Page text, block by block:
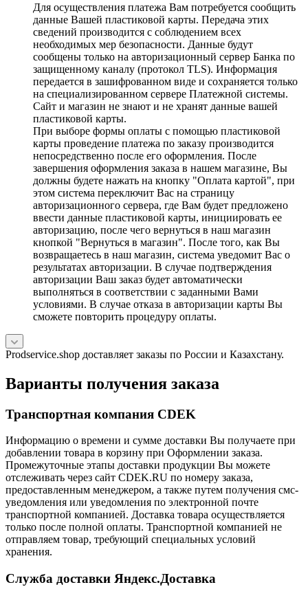
Для осуществления платежа Вам потребуется сообщить
данные Вашей пластиковой карты. Передача этих
сведений производится с соблюдением всех
необходимых мер безопасности. Данные будут
сообщены только на авторизационный сервер Банка по
защищенному каналу (протокол TLS). Информация
передается в зашифрованном виде и сохраняется только
на специализированном сервере Платежной системы.
Сайт и магазин не знают и не хранят данные вашей
пластиковой карты.
При выборе формы оплаты с помощью пластиковой
карты проведение платежа по заказу производится
непосредственно после его оформления. После
завершения оформления заказа в нашем магазине, Вы
должны будете нажать на кнопку "Оплата картой", при
этом система переключит Вас на страницу
авторизационного сервера, где Вам будет предложено
ввести данные пластиковой карты, инициировать ее
авторизацию, после чего вернуться в наш магазин
кнопкой "Вернуться в магазин". После того, как Вы
возвращаетесь в наш магазин, система уведомит Вас о
результатах авторизации. В случае подтверждения
авторизации Ваш заказ будет автоматически
выполняться в соответствии с заданными Вами
условиями. В случае отказа в авторизации карты Вы
сможете повторить процедуру оплаты.
Prodservice.shop доставляет заказы по России и Казахстану.
Варианты получения заказа
Транспортная компания CDEK
Информацию о времени и сумме доставки Вы получаете при
добавлении товара в корзину при Оформлении заказа.
Промежуточные этапы доставки продукции Вы можете
отслеживать через сайт CDEK.RU по номеру заказа,
предоставленным менеджером, а также путем получения смс-
уведомления или уведомления по электронной почте
транспортной компанией. Доставка товара осуществляется
только после полной оплаты. Транспортной компанией не
отправляем товар, требующий специальных условий
хранения.
Служба доставки Яндекс.Доставка